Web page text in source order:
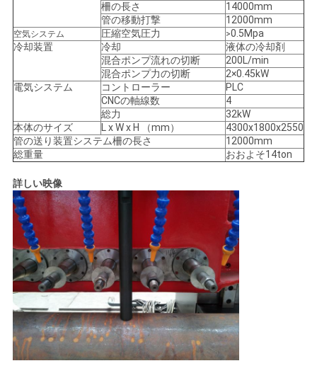
柵の長さ
14000mm
管の移動打撃
12000mm
空気システム 圧縮空気圧力 >0.5Mpa
冷却装置
冷却
液体の冷却剤
混合ポンプ流れの切断
200L/min
混合ポンプ力の切断
2×0.45kW
電気システム
コントローラー
PLC
CNCの軸線数
4
総力
32kW
本体のサイズ
L x W x H （mm）
4300x1800x2550
管の送り装置システム柵の長さ
12000mm
総重量
おおよそ14ton
詳しい映像